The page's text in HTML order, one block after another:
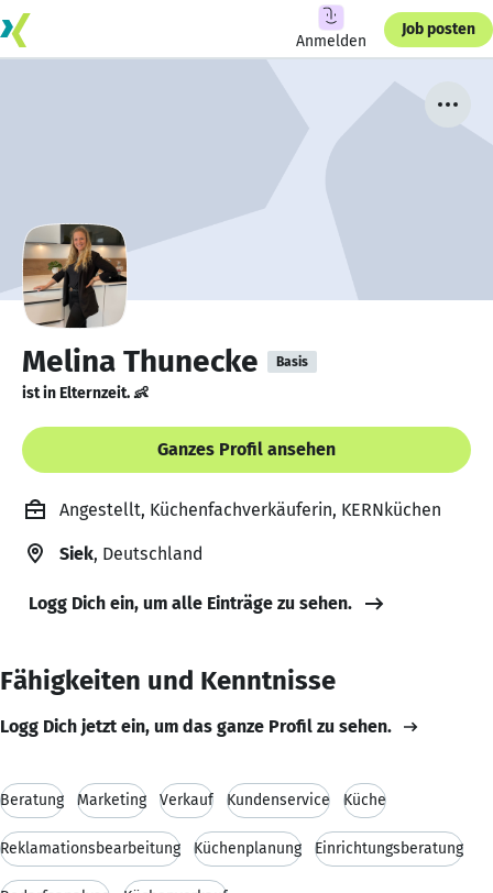
Anmelden
Job posten
Melina Thunecke Basis
ist in Elternzeit. 👶
Ganzes Profil ansehen
Angestellt, Küchenfachverkäuferin, KERNküchen
Siek, Deutschland
Logg Dich ein, um alle Einträge zu sehen.
Fähigkeiten und Kenntnisse
Logg Dich jetzt ein, um das ganze Profil zu sehen.
Beratung Marketing Verkauf Kundenservice Küche
Reklamationsbearbeitung Küchenplanung Einrichtungsberatung